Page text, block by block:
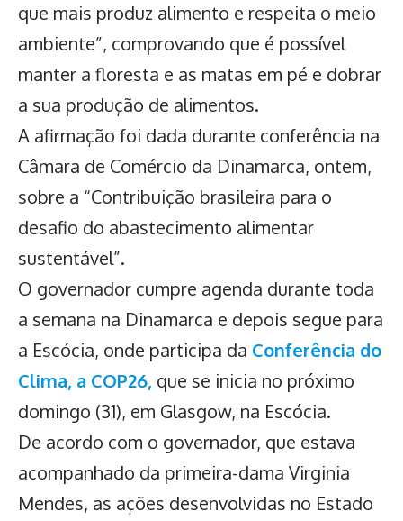
que mais produz alimento e respeita o meio
ambiente”, comprovando que é possível
manter a floresta e as matas em pé e dobrar
a sua produção de alimentos.
A afirmação foi dada durante conferência na
Câmara de Comércio da Dinamarca, ontem,
sobre a “Contribuição brasileira para o
desafio do abastecimento alimentar
sustentável”.
O governador cumpre agenda durante toda
a semana na Dinamarca e depois segue para
a Escócia, onde participa da Conferência do
Clima, a COP26, que se inicia no próximo
domingo (31), em Glasgow, na Escócia.
De acordo com o governador, que estava
acompanhado da primeira-dama Virginia
Mendes, as ações desenvolvidas no Estado